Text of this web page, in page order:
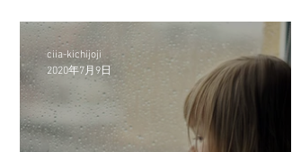
ciia-kichijoji
2020年7月9日